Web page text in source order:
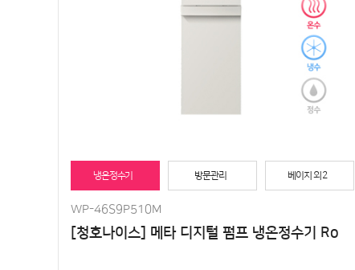
냉온정수기 방문관리 베이지 외 2
WP-46S9P510M
[청호나이스] 메타 디지털 펌프 냉온정수기 Ro